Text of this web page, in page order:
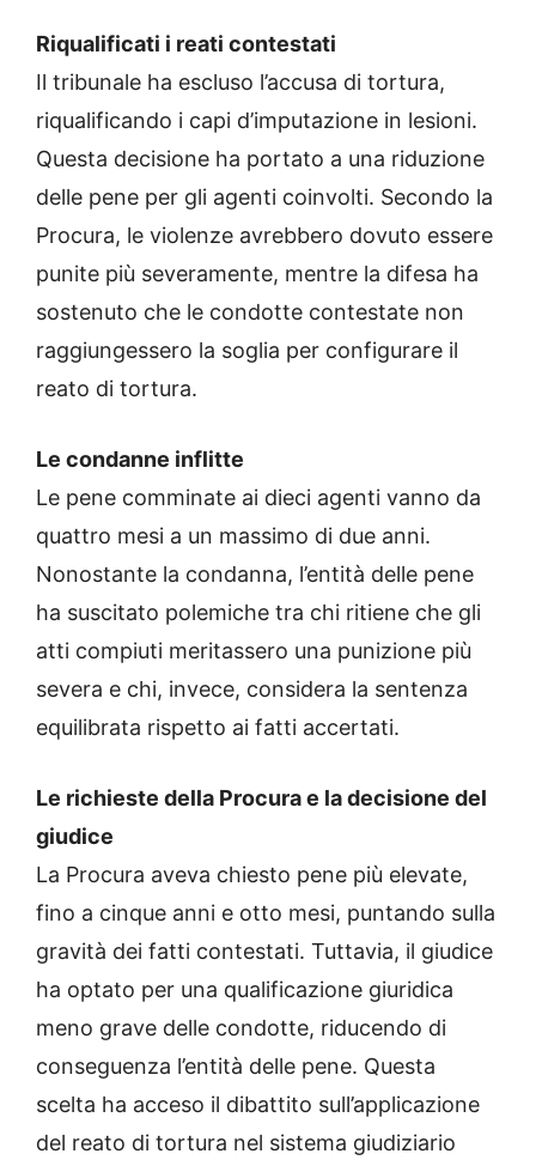
Riqualificati i reati contestati
Il tribunale ha escluso l’accusa di tortura,
riqualificando i capi d’imputazione in lesioni.
Questa decisione ha portato a una riduzione
delle pene per gli agenti coinvolti. Secondo la
Procura, le violenze avrebbero dovuto essere
punite più severamente, mentre la difesa ha
sostenuto che le condotte contestate non
raggiungessero la soglia per configurare il
reato di tortura.
Le condanne inflitte
Le pene comminate ai dieci agenti vanno da
quattro mesi a un massimo di due anni.
Nonostante la condanna, l’entità delle pene
ha suscitato polemiche tra chi ritiene che gli
atti compiuti meritassero una punizione più
severa e chi, invece, considera la sentenza
equilibrata rispetto ai fatti accertati.
Le richieste della Procura e la decisione del
giudice
La Procura aveva chiesto pene più elevate,
fino a cinque anni e otto mesi, puntando sulla
gravità dei fatti contestati. Tuttavia, il giudice
ha optato per una qualificazione giuridica
meno grave delle condotte, riducendo di
conseguenza l’entità delle pene. Questa
scelta ha acceso il dibattito sull’applicazione
del reato di tortura nel sistema giudiziario